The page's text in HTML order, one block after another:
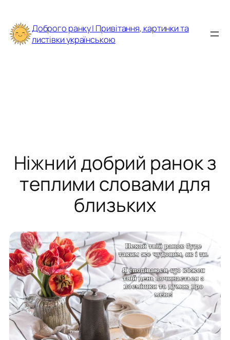
до
вмісту
Доброго ранку | Привітання, картинки та
листівки українською
Ніжний добрий ранок з
теплими словами для
близьких